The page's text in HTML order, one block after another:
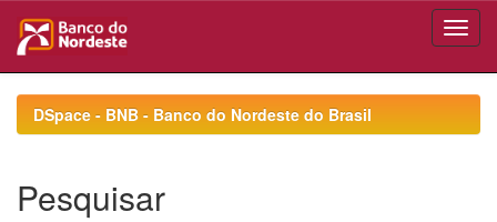
navigationDSpace - BNB - Banco do Nordeste do Brasil
Pesquisar